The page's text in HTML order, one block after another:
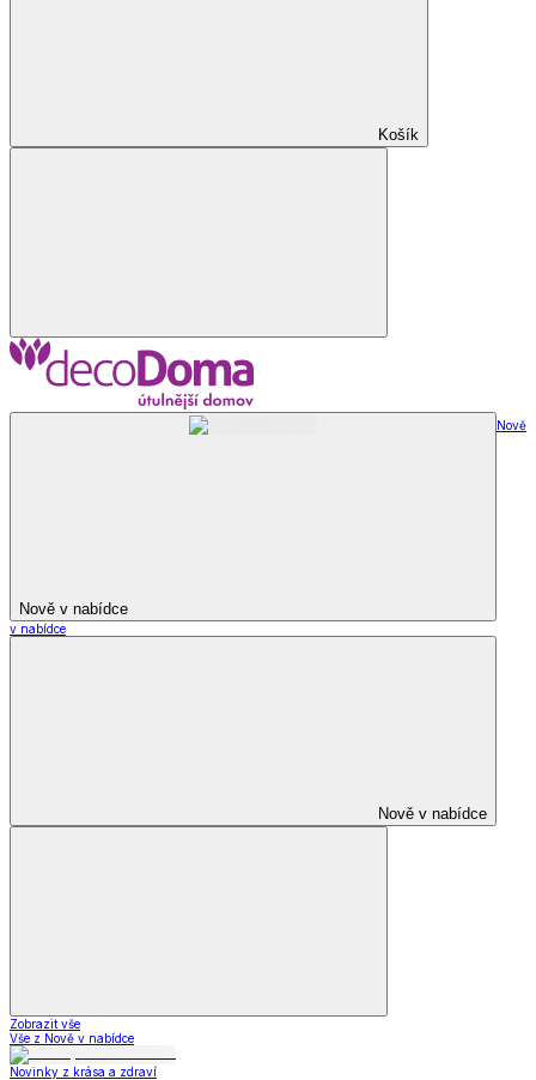
Košík
Nově v nabídce
Nově
v nabídce
Nově v nabídce
Zobrazit vše
Vše z Nově v nabídce
Novinky z krása a zdraví